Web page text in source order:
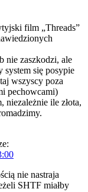
film „Threads”
nie zaszkodzi, ale
system się posypie
wszyscy poza
pechowcami)
niezależnie ile złota,
nie nastraja
SHTF miałby